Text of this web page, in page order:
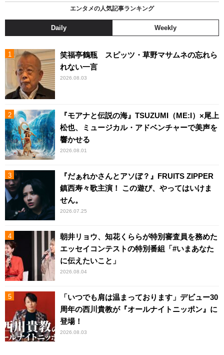
エンタメの人気記事ランキング
Daily Weekly
笑福亭鶴瓶 スピッツ・草野マサムネの忘れら
れない一言
2026.08.03
『モアナと伝説の海』TSUZUMI（ME:I）×尾上
松也、ミュージカル・アドベンチャーで美声を
響かせる
2026.08.01
『だぁれかさんとアソぼ？』FRUITS ZIPPER
鎮西寿々歌主演！ この遊び、やってはいけま
せん。
2026.07.25
朝井リョウ、知花くららが特別審査員を務めた
エッセイコンテストの特別番組「#いまあなた
に伝えたいこと」
2026.08.04
「いつでも肩は温まっております」デビュー30
周年の西川貴教が『オールナイトニッポン』に
登場！
2026.08.03